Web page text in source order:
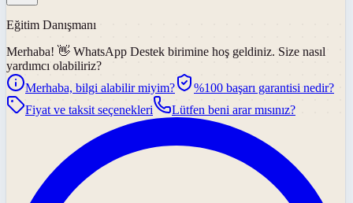
Eğitim Danışmanı
Merhaba! 👋 WhatsApp Destek birimine hoş geldiniz. Size nasıl
yardımcı olabiliriz?
Merhaba, bilgi alabilir miyim?
%100 başarı garantisi nedir?
Fiyat ve taksit seçenekleri
Lütfen beni arar mısınız?